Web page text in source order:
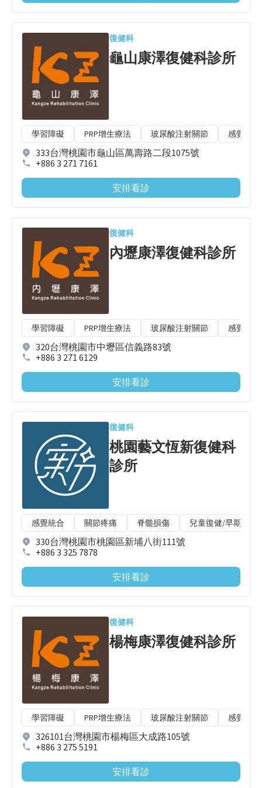
復健科
龜山康澤復健科診所
學習障礙 PRP增生療法 玻尿酸注射關節 感覺統合
333台灣桃園市龜山區萬壽路二段1075號
+886 3 271 7161
安排看診
復健科
內壢康澤復健科診所
學習障礙 PRP增生療法 玻尿酸注射關節 感覺統合
320台灣桃園市中壢區信義路83號
+886 3 271 6129
安排看診
復健科
桃園藝文恆新復健科
診所
感覺統合 關節疼痛 脊髓損傷 兒童復健/早期療育
330台灣桃園市桃園區新埔八街111號
+886 3 325 7878
安排看診
復健科
楊梅康澤復健科診所
學習障礙 PRP增生療法 玻尿酸注射關節 感覺統合
326101台灣桃園市楊梅區大成路105號
+886 3 275 5191
安排看診